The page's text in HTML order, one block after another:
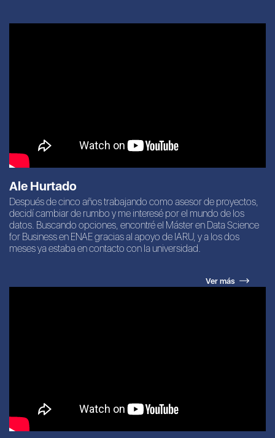
Ale Hurtado
Después de cinco años trabajando como asesor de proyectos,
decidí cambiar de rumbo y me interesé por el mundo de los
datos. Buscando opciones, encontré el Máster en Data Science
for Business en ENAE gracias al apoyo de IARU, y a los dos
meses ya estaba en contacto con la universidad.
Ver más